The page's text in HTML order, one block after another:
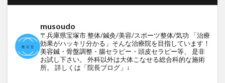
musoudo
〒兵庫県宝塚市整体/鍼灸/美容/スポーツ整体/気功 「治療
効果がハッキリ分かる」そんな治療院を目指しています！
美容鍼・骨盤調整・腸セラピー・頭皮セラピー等、
是非
お試し下さい。
外科以外は大体こなせる総合科的な施術
所。
詳しくは「院長ブログ」↓